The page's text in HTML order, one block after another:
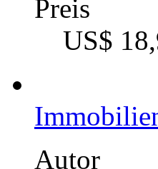
Preis
US$